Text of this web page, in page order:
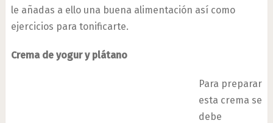
le añadas a ello una buena alimentación así como
ejercicios para tonificarte.
Crema de yogur y plátano
Para preparar
esta crema se
debe